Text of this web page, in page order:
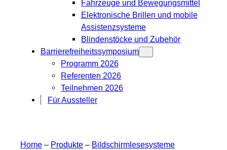
Fahrzeuge und Bewegungsmittel
Elektronische Brillen und mobile
Assistenzsysteme
Blindenstöcke und Zubehör
Barrierefreiheitssymposium
Programm 2026
Referenten 2026
Teilnehmen 2026
Für Aussteller
Home – Produkte – Bildschirmlesesysteme